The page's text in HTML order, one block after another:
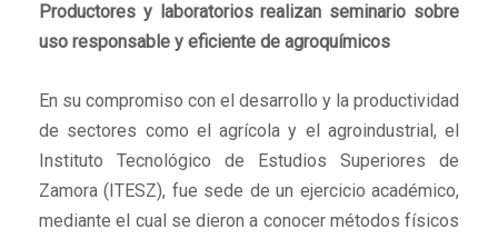
Productores y laboratorios realizan seminario sobre
uso responsable y eficiente de agroquímicos
En su compromiso con el desarrollo y la productividad
de sectores como el agrícola y el agroindustrial, el
Instituto Tecnológico de Estudios Superiores de
Zamora (ITESZ), fue sede de un ejercicio académico,
mediante el cual se dieron a conocer métodos físicos